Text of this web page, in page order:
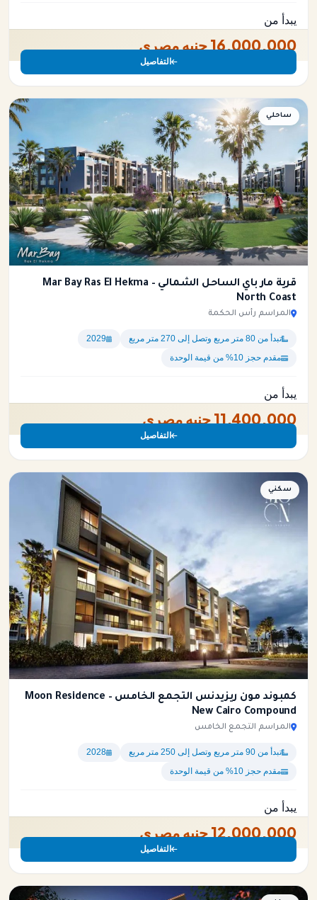
يبدأ من
16,000,000 جنيه مصري
التفاصيل
ساحلي
قرية مار باي الساحل الشمالي – Mar Bay Ras El Hekma
North Coast
المراسم رأس الحكمة
تبدأ من 80 متر مربع وتصل إلى 270 متر مربع
2029
مقدم حجز 10% من قيمة الوحدة
يبدأ من
11,400,000 جنيه مصري
التفاصيل
سكني
كمبوند مون ريزيدنس التجمع الخامس – Moon Residence
New Cairo Compound
المراسم التجمع الخامس
تبدأ من 90 متر مربع وتصل إلى 250 متر مربع
2028
مقدم حجز 10% من قيمة الوحدة
يبدأ من
12,000,000 جنيه مصري
التفاصيل